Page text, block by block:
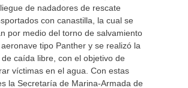
de nadadores de rescate
con canastilla, la cual se
por medio del torno de salvamiento
tipo Panther y se realizó la
caída libre, con el objetivo de
víctimas en el agua. Con estas
la Secretaría de Marina-Armada de